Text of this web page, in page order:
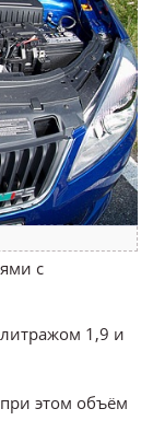
с
1,9 и
этом объём